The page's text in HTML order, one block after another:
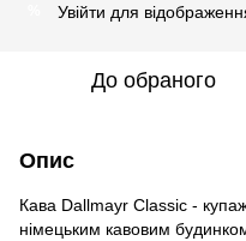
Увійти для
До обраного
Опис
Кава Dallmayr Classic -
німецьким кавовим